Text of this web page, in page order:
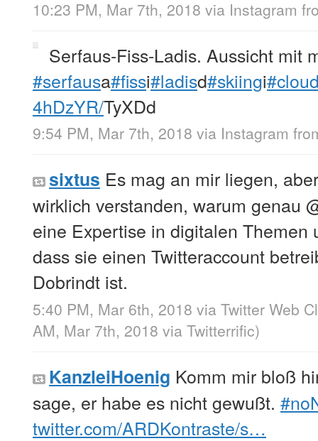
10:23 PM, Mar 7th, 2018 via Instagram
Serfaus-Fiss-Ladis. Aussicht mit
#serfausa#fissi#ladisd#skiingi
4hDzYR/TyXDd
9:54 PM, Mar 7th, 2018 via Instagram
sixtus Es mag an mir liegen,
wirklich verstanden, warum genau
eine Expertise in digitalen Themen
dass sie einen Twitteraccount
Dobrindt ist.
5:40 PM, Mar 6th, 2018 via Twitter Web
AM, Mar 7th, 2018 via Twitterrific)
KanzleiHoenig Komm mir bloß
sage, er habe es nicht gewußt.
twitter.com/ARDKontraste/s…